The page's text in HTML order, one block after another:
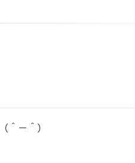
－＾）